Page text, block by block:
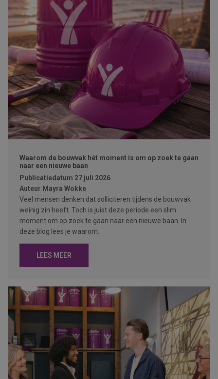
Waarom de bouwvak hét moment is om op zoek te gaan
naar een nieuwe baan
Publicatiedatum 27 juli 2026
Auteur Mayra Wokke
Veel mensen denken dat solliciteren tijdens de bouwvak
weinig zin heeft. Toch is juist deze periode een slim
moment om op zoek te gaan naar een nieuwe baan. In
deze blog lees je waarom.
LEES MEER